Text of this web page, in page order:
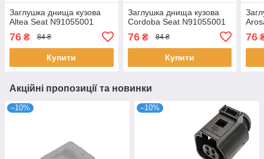
Заглушка днища кузова
Altea Seat N91055001
76 ₴ 84 ₴
Купити
Заглушка днища кузова
Cordoba Seat N91055001
76₴ 84 ₴
Купити
76
Акційні пропозиції та новинки
–10% –10%